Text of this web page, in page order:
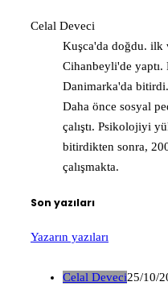
Celal Deveci
Kuşca'da doğdu. ilk
Cihanbeyli'de
Danimarka'da bitirdi.
Daha önce sosyal
çalıştı. Psikolojiyi
bitirdikten sonra,
çalışmakta.
Son yazıları
Yazarın yazıları
Celal Deveci25/10/